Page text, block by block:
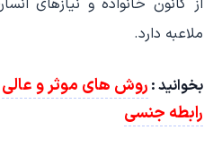
از کانون خانواده و نیازهای
ملاعبه دارد.
بخوانید : روش های موثر و عالی
رابطه جنسی